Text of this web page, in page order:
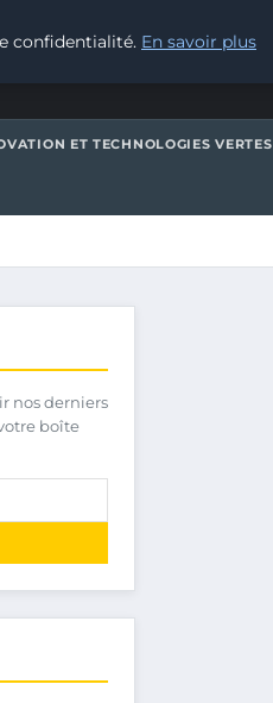
ET TECHNOLOGIES VERTES
nos derniers
boîte
confidentialité. En savoir plus